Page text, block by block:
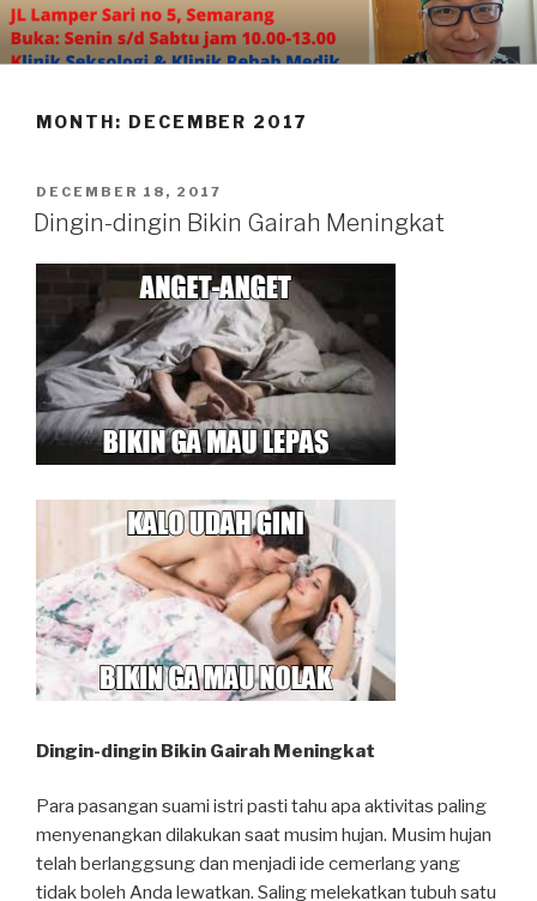
Skip
to
content
MONTH: DECEMBER 2017
POSTED
ON
DECEMBER 18, 2017
Dingin-dingin Bikin Gairah Meningkat
Dingin-dingin Bikin Gairah Meningkat
Para pasangan suami istri pasti tahu apa aktivitas paling
menyenangkan dilakukan saat musim hujan. Musim hujan
telah berlanggsung dan menjadi ide cemerlang yang
tidak boleh Anda lewatkan. Saling melekatkan tubuh satu